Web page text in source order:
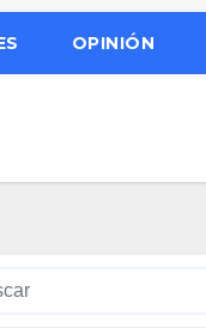
OPINIÓN